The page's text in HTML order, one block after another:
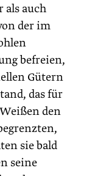
als auch
der im
befreien,
Gütern
das für
den
sie bald
seine